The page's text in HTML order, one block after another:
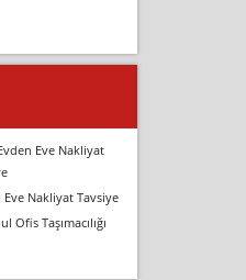
Eve Nakliyat
Eve Nakliyat Tavsiye
Ofis Taşımacılığı